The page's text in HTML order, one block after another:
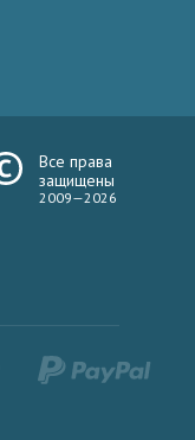
Все права
защищены
2009—2026